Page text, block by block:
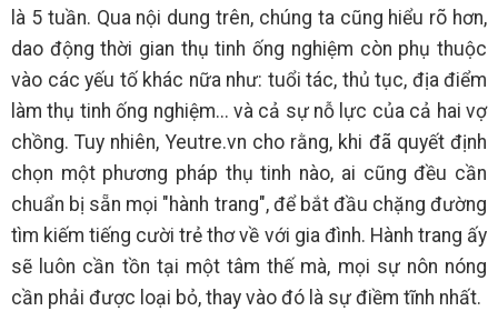
là 5 tuần. Qua nội dung trên, chúng ta cũng hiểu rõ hơn,
dao động thời gian thụ tinh ống nghiệm còn phụ thuộc
vào các yếu tố khác nữa như: tuổi tác, thủ tục, địa điểm
làm thụ tinh ống nghiệm... và cả sự nỗ lực của cả hai vợ
chồng. Tuy nhiên, Yeutre.vn cho rằng, khi đã quyết định
chọn một phương pháp thụ tinh nào, ai cũng đều cần
chuẩn bị sẵn mọi "hành trang", để bắt đầu chặng đường
tìm kiếm tiếng cười trẻ thơ về với gia đình. Hành trang ấy
sẽ luôn cần tồn tại một tâm thế mà, mọi sự nôn nóng
cần phải được loại bỏ, thay vào đó là sự điềm tĩnh nhất.